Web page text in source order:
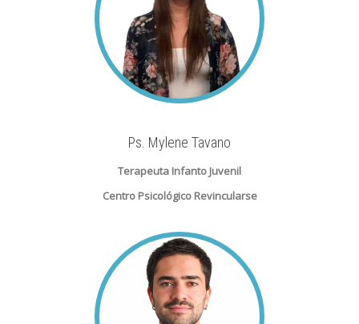
Ps. Mylene Tavano
Terapeuta Infanto Juvenil
Centro Psicológico Revincularse